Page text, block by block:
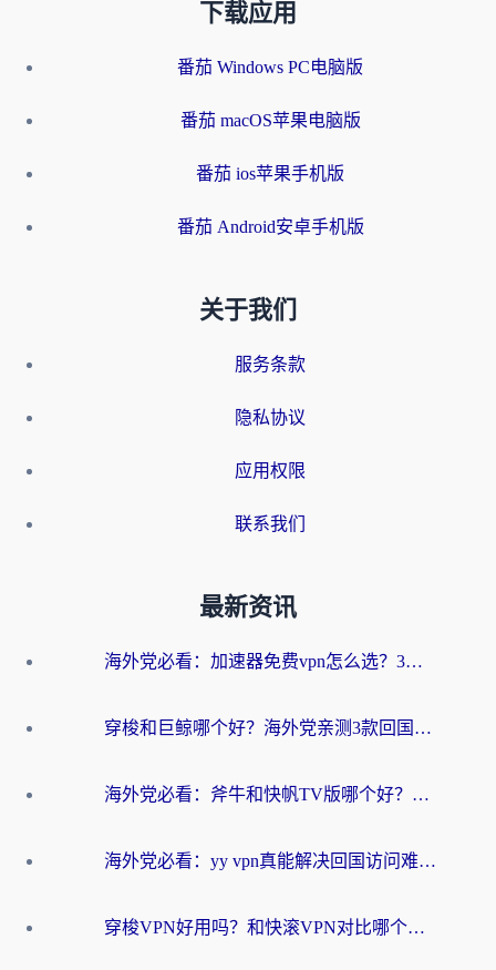
下载应用
番茄 Windows PC电脑版
番茄 macOS苹果电脑版
番茄 ios苹果手机版
番茄 Android安卓手机版
关于我们
服务条款
隐私协议
应用权限
联系我们
最新资讯
海外党必看：加速器免费vpn怎么选？3步教你无缝访问国内资源
穿梭和巨鲸哪个好？海外党亲测3款回国加速器，教你避开90%的坑
海外党必看：斧牛和快帆TV版哪个好？3分钟选对回国加速器，无缝刷B站、追热剧
海外党必看：yy vpn真能解决回国访问难题？附云极initap测评+免费方案对比
穿梭VPN好用吗？和快滚VPN对比哪个回国效果更好？海外党选回国加速器必看指南